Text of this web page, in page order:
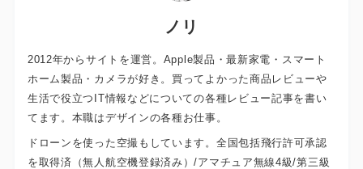
ノリ
2012年からサイトを運営。Apple製品・最新家電・スマート
ホーム製品・カメラが好き。買ってよかった商品レビューや
生活で役立つIT情報などについての各種レビュー記事を書い
てます。本職はデザインの各種お仕事。
ドローンを使った空撮もしています。全国包括飛行許可承認
を取得済（無人航空機登録済み）/アマチュア無線4級/第三級